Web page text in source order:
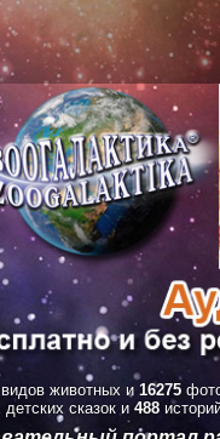
видов животных и 16275
сказок и 488